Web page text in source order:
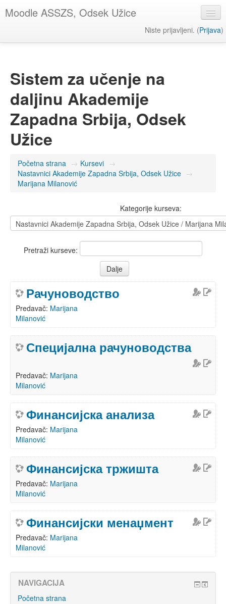
Moodle ASSZS, Odsek Užice
Niste prijavljeni. (Prijava)
Sistem za učenje na
daljinu Akademije
Zapadna Srbija, Odsek
Užice
Početna strana → Kursevi →
Nastavnici Akademije Zapadna Srbija, Odsek Užice →
Marijana Milanović
Kategorije kurseva:
Pretraži kurseve:
Рачуноводство
Predavač: Marijana
Milanović
Специјална рачуноводства
Predavač: Marijana
Milanović
Финансијска анализа
Predavač: Marijana
Milanović
Финансијска тржишта
Predavač: Marijana
Milanović
Финансијски менаџмент
Predavač: Marijana
Milanović
NAVIGACIJA
Početna strana